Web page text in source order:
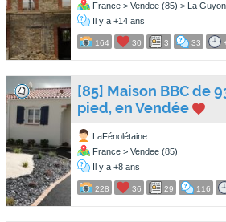
France > Vendee (85) > La
Il y a +14 ans
164 30 3 33
[85] Maison BBC de
pied, en Vendée
LaFénolétaine
France > Vendee (85)
Il y a +8 ans
228 36 29 116